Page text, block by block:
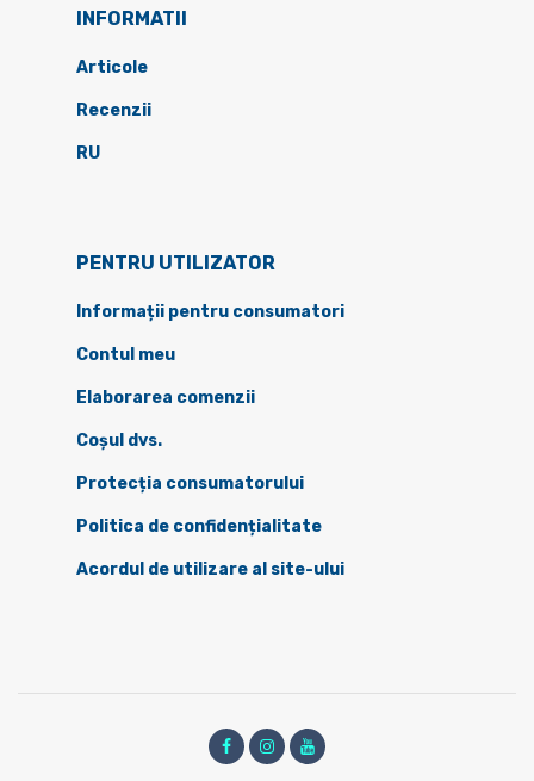
INFORMATII
Articole
Recenzii
RU
PENTRU UTILIZATOR
Informații pentru consumatori
Contul meu
Elaborarea comenzii
Coșul dvs.
Protecția consumatorului
Politica de confidențialitate
Acordul de utilizare al site-ului